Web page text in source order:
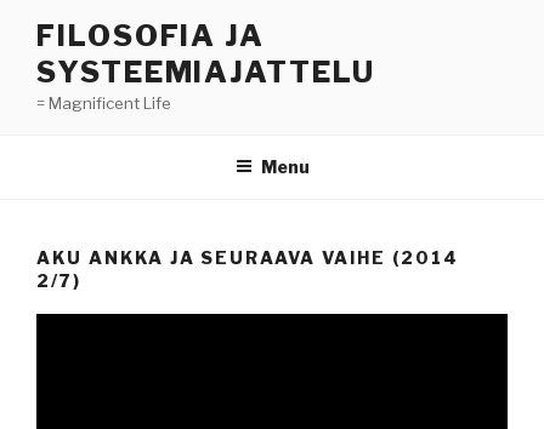
content
FILOSOFIA JA
SYSTEEMIAJATTELU
= Magnificent Life
Menu
AKU ANKKA JA SEURAAVA VAIHE (2014
2/7)